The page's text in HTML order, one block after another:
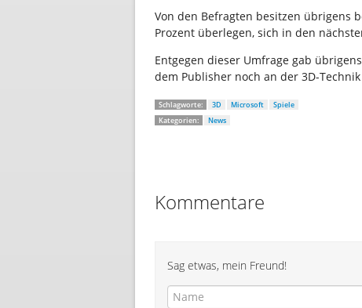
Von den Befragten besitzen übrigens
Prozent überlegen, sich in den
Entgegen dieser Umfrage gab übrigens
dem Publisher noch an der 3D-
Schlagworte: 3D Microsoft
Spiele
Kategorien:
News
Kommentare
Sag etwas, mein Freund!